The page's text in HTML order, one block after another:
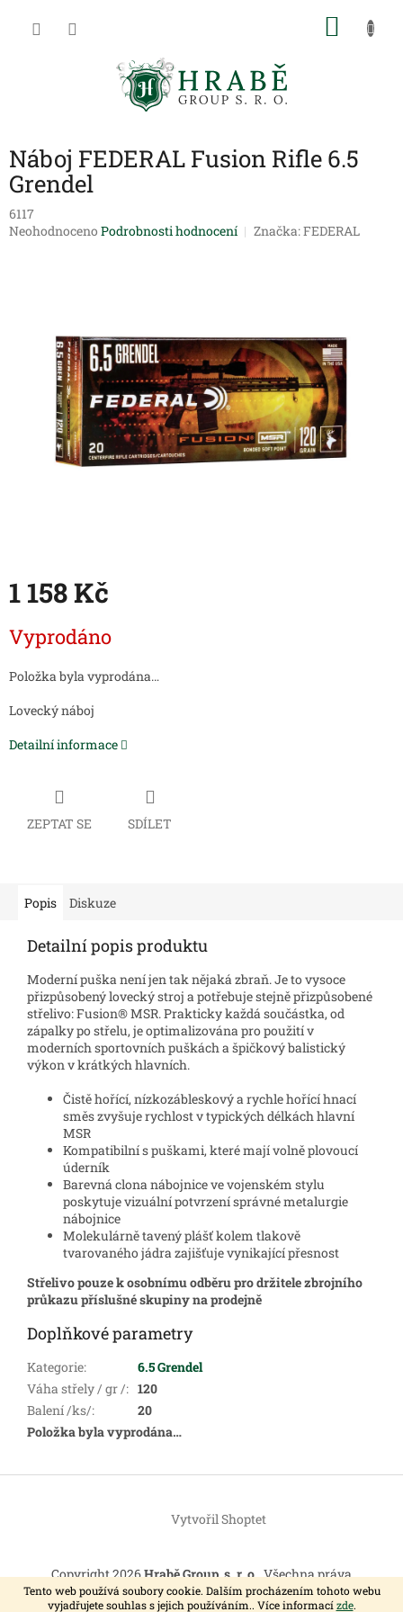
Tento web používá soubory cookie. Dalším procházením tohoto webu
vyjadřujete souhlas s jejich používáním.. Více informacízde.
Náboj FEDERAL Fusion Rifle 6.5
Grendel
6117
Průměrné
hvězdiček.
Neohodnoceno Podrobnosti hodnocení Značka:FEDERAL
1 158 Kč
cena:
Vyprodáno
Položka byla vyprodána…
Lovecký náboj
Detailní informace
ZEPTAT SE SDÍLET
Popis Diskuze
Detailní popis produktu
Moderní puška není jen tak nějaká zbraň. Je to vysoce
přizpůsobený lovecký stroj a potřebuje stejně přizpůsobené
střelivo: Fusion® MSR. Prakticky každá součástka, od
zápalky po střelu, je optimalizována pro použití v
moderních sportovních puškách a špičkový balistický
výkon v krátkých hlavních.
Čistě hořící, nízkozábleskový a rychle hořící hnací
směs zvyšuje rychlost v typických délkách hlavní
MSR
Kompatibilní s puškami, které mají volně plovoucí
úderník
Barevná clona nábojnice ve vojenském stylu
poskytuje vizuální potvrzení správné metalurgie
nábojnice
Molekulárně tavený plášť kolem tlakově
tvarovaného jádra zajišťuje vynikající přesnost
Střelivo pouze k osobnímu odběru pro držitele zbrojního
průkazu příslušné skupiny na prodejně
Doplňkové parametry
Kategorie:
6.5 Grendel
Váha střely / gr /: 120
Balení /ks/:
20
Položka byla vyprodána…
Z
í
Vytvořil Shoptet
Copyright 2026Hrabě Group, s. r. o.. Všechna práva
vyhrazena.